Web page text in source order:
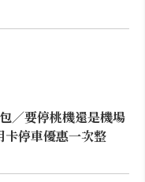
／要停桃機還是機場
卡停車優惠一次整